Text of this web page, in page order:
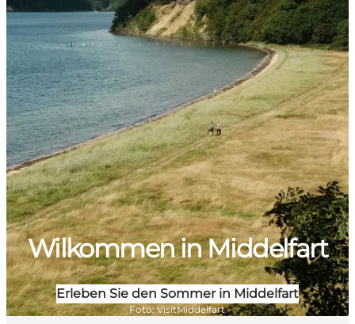
Essen und trinken
Unterkünfte
Veranstaltungen
Erlebnis buchen
Wilkommen in Middelfart
Erleben Sie den Sommer in Middelfart
Foto: VisitMiddelfart